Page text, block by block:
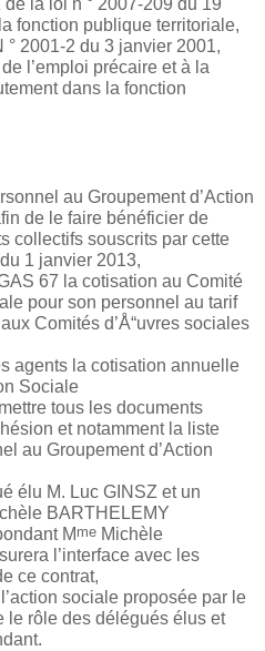
fonction publique territoriale,
° 2001-2 du 3 janvier 2001,
l’emploi précaire et à la
dans la fonction
au Groupement d’Action
de le faire bénéficier de
collectifs souscrits par cette
1 janvier 2013,
67 la cotisation au Comité
pour son personnel au tarif
Comités d’Å“uvres sociales
agents la cotisation annuelle
Sociale
tous les documents
et notamment la liste
au Groupement d’Action
élu M. Luc GINSZ et un
BARTHELEMY
M me Michèle
l’interface avec les
ce contrat,
sociale proposée par le
le rôle des délégués élus et